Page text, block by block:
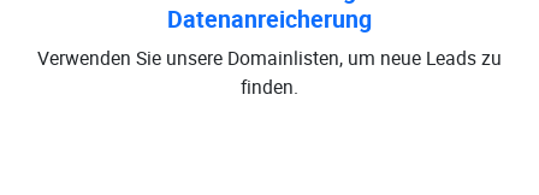
Datenanreicherung
Verwenden Sie unsere Domainlisten, um neue Leads zu
finden.